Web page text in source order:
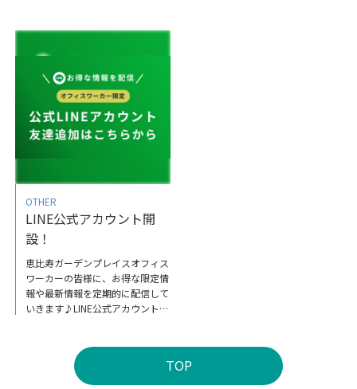
していきます。本日は、接待や会
食が多いこの季節に、おすすめの
切な方や、取引先に手土産とし
て、ワインを贈るときには、フラ
ンスワインに詳しいソムリエがい
るお店で相談してみてはいかがで
しょうか。YEBIStock～物語を添
OTHER
LINE公式アカウント開
設！
恵比寿ガーデンプレイスオフィス
ワーカーの皆様に、お得な限定情
報や最新情報を定期的に配信して
いきます♪LINE公式アカウント
TOP